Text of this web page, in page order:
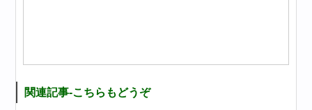
関連記事-こちらもどうぞ